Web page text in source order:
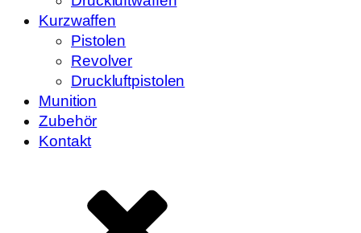
Kurzwaffen
Pistolen
Revolver
Druckluftpistolen
Munition
Zubehör
Kontakt